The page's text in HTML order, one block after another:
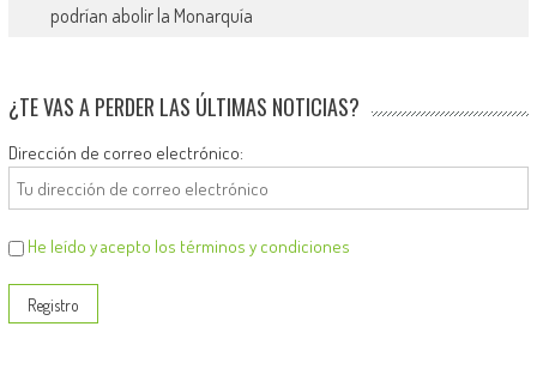
podrían abolir la Monarquía
¿TE VAS A PERDER LAS ÚLTIMAS NOTICIAS?
Dirección de correo electrónico:
He leído y acepto los términos y condiciones